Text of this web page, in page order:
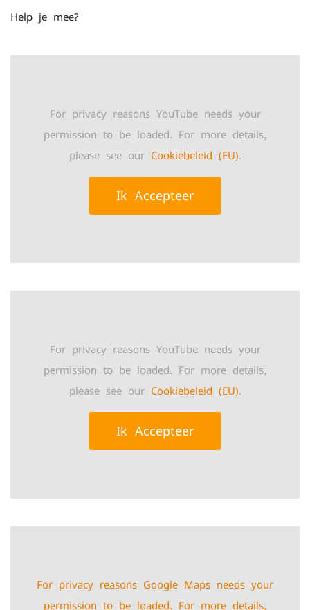
Help je mee?
For privacy reasons YouTube needs your
permission to be loaded. For more details,
please see our Cookiebeleid (EU).
Ik Accepteer
For privacy reasons YouTube needs your
permission to be loaded. For more details,
please see our Cookiebeleid (EU).
Ik Accepteer
For privacy reasons Google Maps needs your
permission to be loaded. For more details,